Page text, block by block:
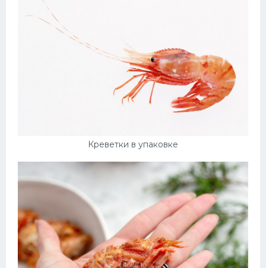
Креветки в упаковке